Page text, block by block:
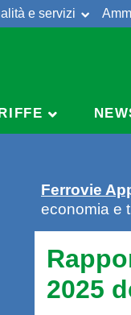
e servizi
Ferrovie
economia e
2025